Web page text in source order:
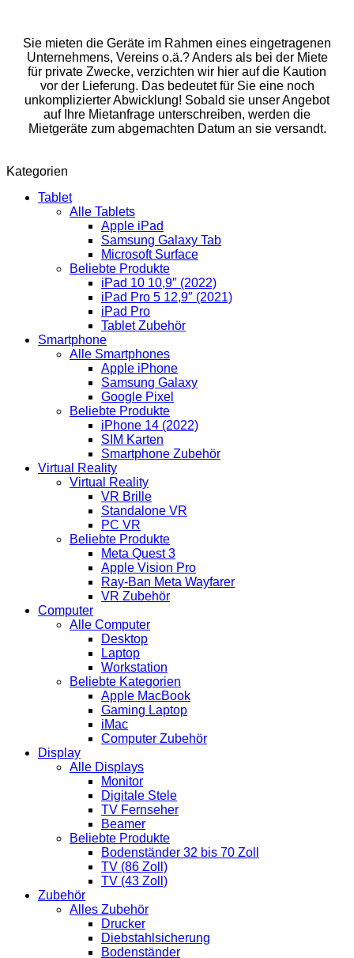
Sie mieten die Geräte im Rahmen eines eingetragenen
Unternehmens, Vereins o.ä.? Anders als bei der Miete
für private Zwecke, verzichten wir hier auf die Kaution
vor der Lieferung. Das bedeutet für Sie eine noch
unkomplizierter Abwicklung! Sobald sie unser Angebot
auf Ihre Mietanfrage unterschreiben, werden die
Mietgeräte zum abgemachten Datum an sie versandt.
Kategorien
Tablet
Alle Tablets
Apple iPad
Samsung Galaxy Tab
Microsoft Surface
Beliebte Produkte
iPad 10 10,9″ (2022)
iPad Pro 5 12,9″ (2021)
iPad Pro
Tablet Zubehör
Smartphone
Alle Smartphones
Apple iPhone
Samsung Galaxy
Google Pixel
Beliebte Produkte
iPhone 14 (2022)
SIM Karten
Smartphone Zubehör
Virtual Reality
Virtual Reality
VR Brille
Standalone VR
PC VR
Beliebte Produkte
Meta Quest 3
Apple Vision Pro
Ray-Ban Meta Wayfarer
VR Zubehör
Computer
Alle Computer
Desktop
Laptop
Workstation
Beliebte Kategorien
Apple MacBook
Gaming Laptop
iMac
Computer Zubehör
Display
Alle Displays
Monitor
Digitale Stele
TV Fernseher
Beamer
Beliebte Produkte
Bodenständer 32 bis 70 Zoll
TV (86 Zoll)
TV (43 Zoll)
Zubehör
Alles Zubehör
Drucker
Diebstahlsicherung
Bodenständer